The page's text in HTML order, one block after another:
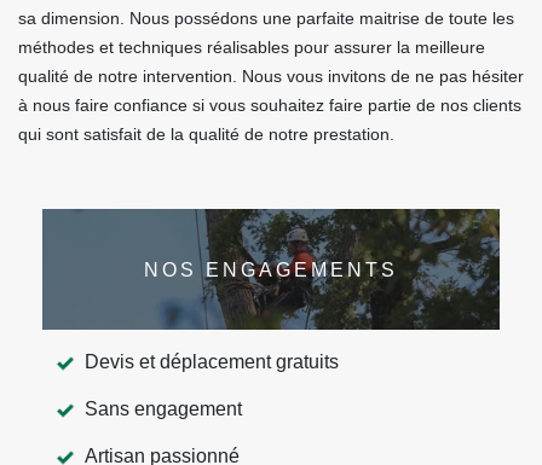
sa dimension. Nous possédons une parfaite maitrise de toute les
méthodes et techniques réalisables pour assurer la meilleure
qualité de notre intervention. Nous vous invitons de ne pas hésiter
à nous faire confiance si vous souhaitez faire partie de nos clients
qui sont satisfait de la qualité de notre prestation.
NOS ENGAGEMENTS
Devis et déplacement gratuits
Sans engagement
Artisan passionné